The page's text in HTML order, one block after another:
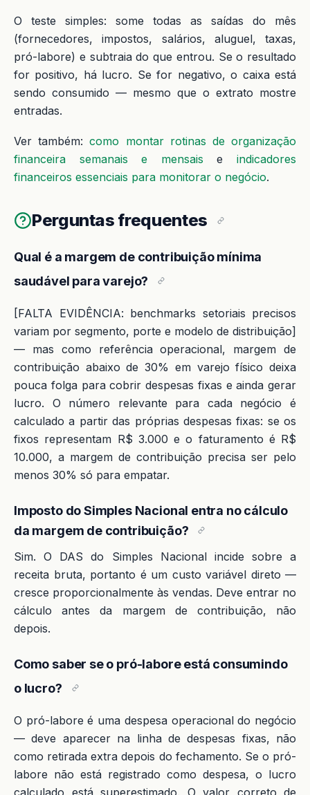
O teste simples: some todas as saídas do mês
(fornecedores, impostos, salários, aluguel, taxas,
pró-labore) e subtraia do que entrou. Se o resultado
for positivo, há lucro. Se for negativo, o caixa está
sendo consumido — mesmo que o extrato mostre
entradas.
Ver também:como montar rotinas de organização
financeira semanais e mensais eindicadores
financeiros essenciais para monitorar o negócio.
Perguntas frequentes
Qual é a margem de contribuição mínima
saudável para varejo?
[FALTA EVIDÊNCIA: benchmarks setoriais precisos
variam por segmento, porte e modelo de distribuição]
— mas como referência operacional, margem de
contribuição abaixo de 30% em varejo físico deixa
pouca folga para cobrir despesas fixas e ainda gerar
lucro. O número relevante para cada negócio é
calculado a partir das próprias despesas fixas: se os
fixos representam R$ 3.000 e o faturamento é R$
10.000, a margem de contribuição precisa ser pelo
menos 30% só para empatar.
Imposto do Simples Nacional entra no cálculo
da margem de contribuição?
Sim. O DAS do Simples Nacional incide sobre a
receita bruta, portanto é um custo variável direto —
cresce proporcionalmente às vendas. Deve entrar no
cálculo antes da margem de contribuição, não
depois.
Como saber se o pró-labore está consumindo
o lucro?
O pró-labore é uma despesa operacional do negócio
— deve aparecer na linha de despesas fixas, não
como retirada extra depois do fechamento. Se o pró-
labore não está registrado como despesa, o lucro
calculado está superestimado. O valor correto de